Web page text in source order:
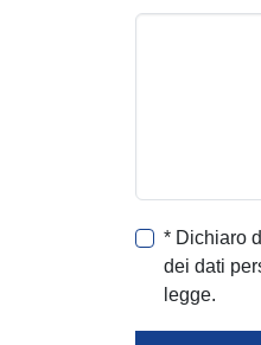
* Dichiaro
dei dati
legge.